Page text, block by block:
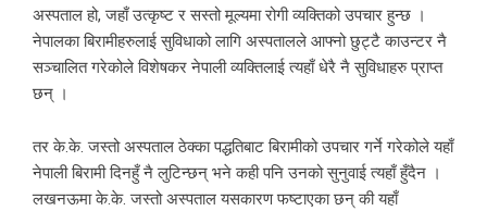
अस्पताल हो, जहाँ उत्कृष्ट र सस्तो मूल्यमा रोगी व्यक्तिको उपचार हुन्छ ।
नेपालका बिरामीहरुलाई सुविधाको लागि अस्पतालले आफ्नो छुट्टै काउन्टर नै
सञ्चालित गरेकोले विशेषकर नेपाली व्यक्तिलाई त्यहाँ धेरै नै सुविधाहरु प्राप्त
छन् ।
तर के.के. जस्तो अस्पताल ठेक्का पद्धतिबाट बिरामीको उपचार गर्ने गरेकोले यहाँ
नेपाली बिरामी दिनहुँ नै लुटिन्छन् भने कही पनि उनको सुनुवाई त्यहाँ हुँदैन ।
लखनऊमा के.के. जस्तो अस्पताल यसकारण फष्टाएका छन् की यहाँ